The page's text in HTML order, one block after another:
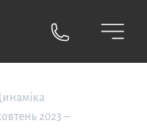
2023 –